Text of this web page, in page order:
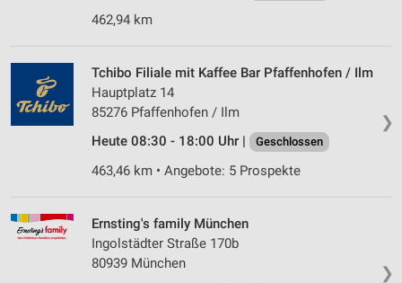
462,94 km
❯
Tchibo Filiale mit Kaffee Bar Pfaffenhofen / Ilm
Hauptplatz 14
85276 Pfaffenhofen / Ilm
Heute 08:30 - 18:00 Uhr |
Geschlossen
463,46 km • Angebote: 5 Prospekte
❯
Ernsting's family München
Ingolstädter Straße 170b
80939 München